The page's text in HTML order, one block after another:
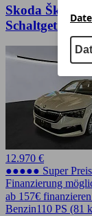
Skoda Škoda
Schaltgetriebe
12.970 €
●●●●● Super Preis
Finanzierung
ab 157€
Benzin110 PS (81